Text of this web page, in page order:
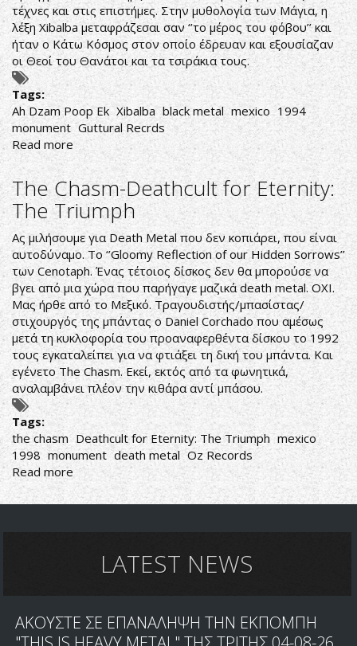
τέχνες και στις επιστήμες. Στην μυθολογία των Μάγια, η
λέξη Xibalba μεταφράζεσαι σαν ‘’το μέρος του φόβου’’ και
ήταν ο Κάτω Κόσμος στον οποίο έδρευαν και εξουσίαζαν
οι Θεοί του Θανάτοι και τα τσιράκια τους.
Tags:
Ah Dzam Poop Ek Xibalba black metal mexico 1994
monument Guttural Recrds
Read more about
Xibalba-
Ah
Dzam
Poop
The Chasm-Deathcult for Eternity:
The Triumph
Ας μιλήσουμε για Death Metal που δεν κοπιάρει, που είναι
αυτοδύναμο. Το ‘’Gloomy Reflection of our Hidden Sorrows’’
των Cenotaph. Ένας τέτοιος δίσκος δεν θα μπορούσε να
βγει από μια χώρα που παρήγαγε μαζικά death metal. ΟΧΙ.
Μας ήρθε από το Μεξικό. Τραγουδιστής/μπασίστας/
στιχουργός της μπάντας ο Daniel Corchado που αμέσως
μετά τη κυκλοφορία του προαναφερθέντα δίσκου το 1992
τους εγκαταλείπει για να φτιάξει τη δική του μπάντα. Και
εγένετο The Chasm. Εκεί, εκτός από τα φωνητικά,
αναλαμβάνει πλέον την κιθάρα αντί μπάσου.
Tags:
the chasm Deathcult for Eternity: The Triumph mexico
1998 monument death metal Oz Records
Read more about
The
Chasm-
Eternity:LATEST NEWS
ΑΚΟΥΣΤΕ ΣΕ ΕΠΑΝΑΛΗΨΗ ΤΗΝ ΕΚΠΟΜΠΗ